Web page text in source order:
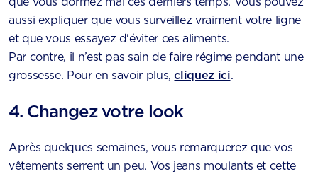
aussi expliquer que vous surveillez vraiment votre ligne
et que vous essayez d'éviter ces aliments.
Par contre, il n’est pas sain de faire régime pendant une
grossesse. Pour en savoir plus,cliquez ici.
4. Changez votre look
Après quelques semaines, vous remarquerez que vos
vêtements serrent un peu. Vos jeans moulants et cette